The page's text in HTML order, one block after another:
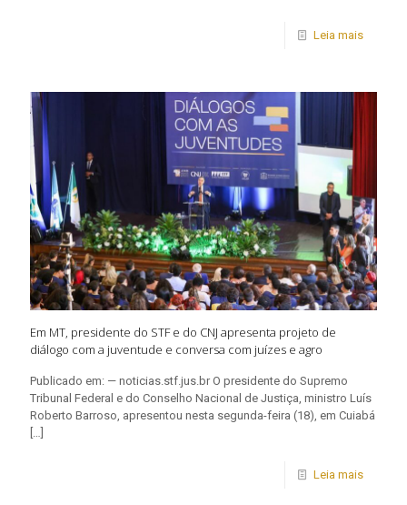
Leia mais
Em MT, presidente do STF e do CNJ apresenta projeto de
diálogo com a juventude e conversa com juízes e agro
Publicado em: — noticias.stf.jus.br O presidente do Supremo
Tribunal Federal e do Conselho Nacional de Justiça, ministro Luís
Roberto Barroso, apresentou nesta segunda-feira (18), em Cuiabá
Leia mais